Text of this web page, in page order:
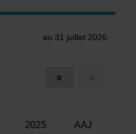
au 31 juillet 2026
2025 AAJ